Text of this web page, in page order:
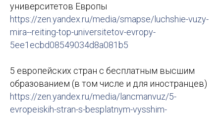
университетов Европы
https://zen.yandex.ru/media/smapse/luchshie-vuzy-
mira--reiting-top-universitetov-evropy-
5ee1ecbd08549034d8a081b5
5 европейских стран с бесплатным высшим
образованием (в том числе и для иностранцев)
https://zen.yandex.ru/media/lancmanvuz/5-
evropeiskih-stran-s-besplatnym-vysshim-